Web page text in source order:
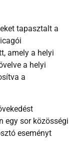
tapasztalt a
amely a helyi
a helyi
a
egy sor közösségi
eseményt